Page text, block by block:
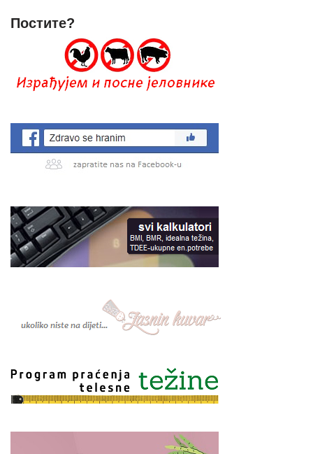
Постите?